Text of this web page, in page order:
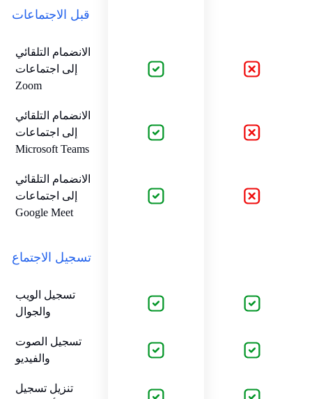
قبل الاجتماعات
الانضمام التلقائي
إلى اجتماعات
Zoom
الانضمام التلقائي
إلى اجتماعات
Microsoft Teams
الانضمام التلقائي
إلى اجتماعات
Google Meet
تسجيل الاجتماع
تسجيل الويب
والجوال
تسجيل الصوت
والفيديو
تنزيل تسجيل